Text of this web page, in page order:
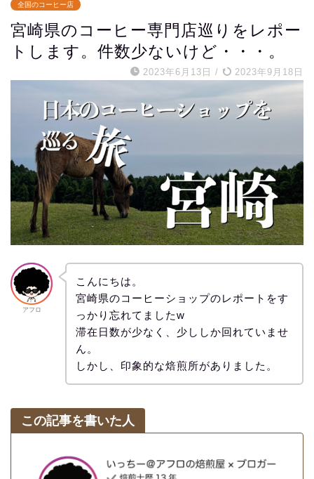
全国のコーヒー店
宮崎県のコーヒー専門店巡りをレポー
トします。件数少ないけど・・・。
2023年6月13日 / 2023年9月18日
アフロ
こんにちは。
宮崎県のコーヒーショップのレポートをす
っかり忘れてましたw
滞在日数が少なく、少ししか回れていませ
ん。
しかし、印象的な焙煎所がありました。
この記事を書いた人